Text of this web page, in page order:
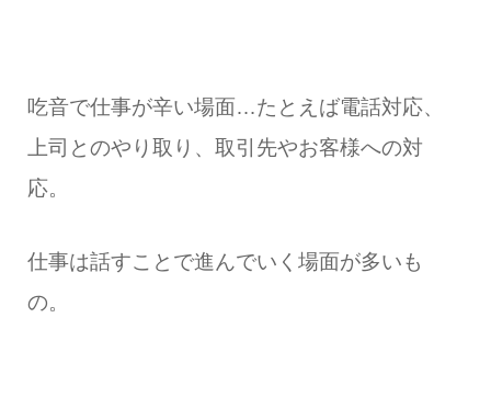
吃音で仕事が辛い場面…たとえば電話対応、
上司とのやり取り、取引先やお客様への対
応。
仕事は話すことで進んでいく場面が多いも
の。